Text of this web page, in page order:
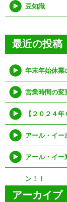
豆知識
最近の投稿
年末年始休業
営業時間の変
【２０２４
アール・イ
アール・イー
ン！！
アーカイブ